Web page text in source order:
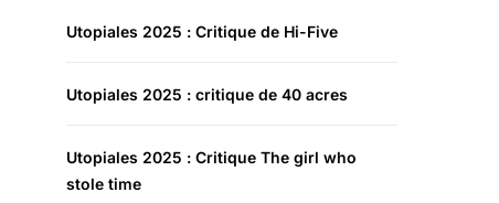
Utopiales 2025 : Critique de Hi-Five
Utopiales 2025 : critique de 40 acres
Utopiales 2025 : Critique The girl who
stole time